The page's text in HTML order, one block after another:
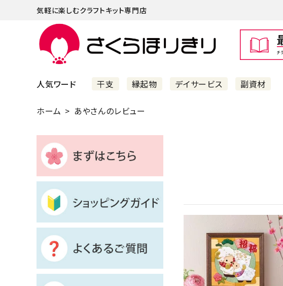
気軽に楽しむクラフトキット専門店
人気ワード 干支 縁起物 デイサービス 副資材
まずはこちら
ショッピングガイド
よくあるご質問
すべての商品
新着商品
診断チャート
ジャンルで選ぶ
ホーム あやさんのレビュー